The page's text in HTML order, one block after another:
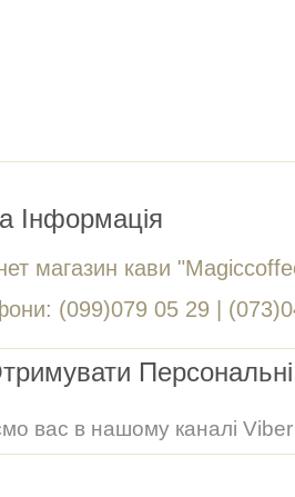
Інформація
магазин кави
(099)079 05 29 |
вас в нашому каналі Viber